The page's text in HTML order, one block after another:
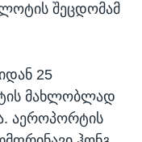
შეცდომამ
25
მახლობლად
აეროპორტის